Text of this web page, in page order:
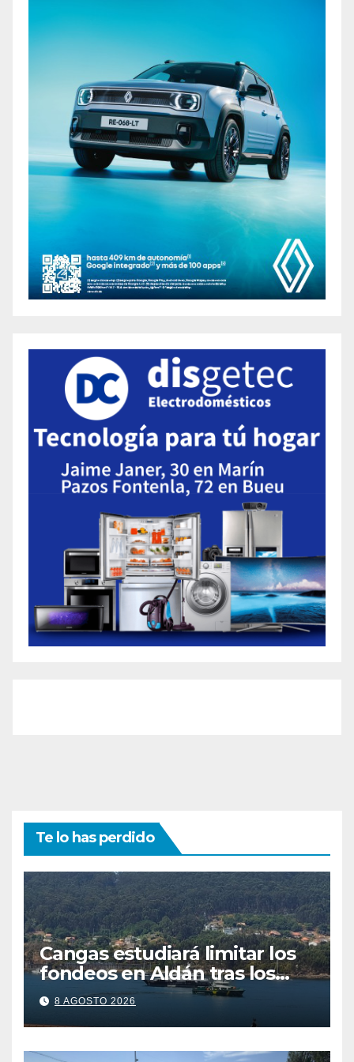
Te lo has perdido
Cangas estudiará limitar los
fondeos en Aldán tras los
últimos episodios de
contaminación en O Con
8 AGOSTO 2026